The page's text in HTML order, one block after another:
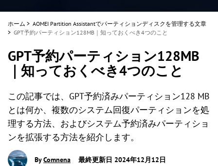
ホーム > AOMEI Partition Assistantでパーティションディスクを管理する文章
> GPT予約パーティション128MB｜知っておくべき4つのこと
GPT予約パーティション128MB
｜知っておくべき4つのこと
この記事では、GPT予約済みパーティション128 MB
とは何か、複数のシステム回復パーティションを処
理する方法、およびシステム予約済みパーティショ
ンを拡張する方法を紹介します。
ByComnena
最終更新日 2024年12月12日